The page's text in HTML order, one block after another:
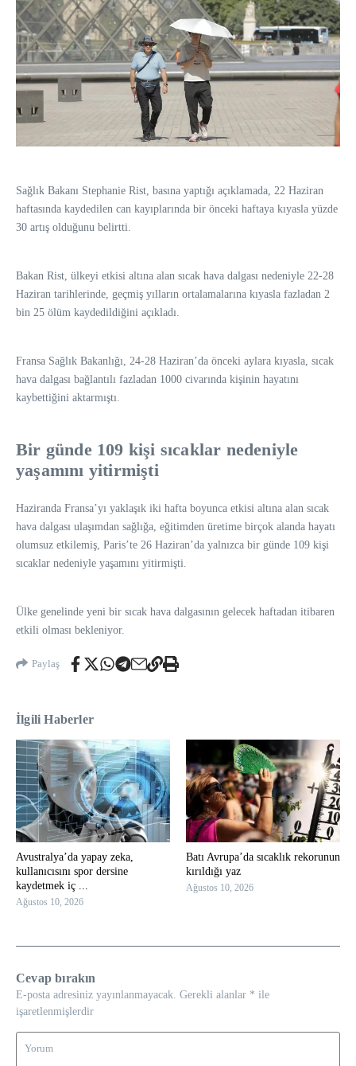
Sağlık Bakanı Stephanie Rist, basına yaptığı açıklamada, 22 Haziran
haftasında kaydedilen can kayıplarında bir önceki haftaya kıyasla yüzde
30 artış olduğunu belirtti.
Bakan Rist, ülkeyi etkisi altına alan sıcak hava dalgası nedeniyle 22-28
Haziran tarihlerinde, geçmiş yılların ortalamalarına kıyasla fazladan 2
bin 25 ölüm kaydedildiğini açıkladı.
Fransa Sağlık Bakanlığı, 24-28 Haziran’da önceki aylara kıyasla, sıcak
hava dalgası bağlantılı fazladan 1000 civarında kişinin hayatını
kaybettiğini aktarmıştı.
Bir günde 109 kişi sıcaklar nedeniyle
yaşamını yitirmişti
Haziranda Fransa’yı yaklaşık iki hafta boyunca etkisi altına alan sıcak
hava dalgası ulaşımdan sağlığa, eğitimden üretime birçok alanda hayatı
olumsuz etkilemiş, Paris’te 26 Haziran’da yalnızca bir günde 109 kişi
sıcaklar nedeniyle yaşamını yitirmişti.
Ülke genelinde yeni bir sıcak hava dalgasının gelecek haftadan itibaren
etkili olması bekleniyor.
Paylaş
İlgili Haberler
Avustralya’da yapay zeka,
kullanıcısını spor dersine
kaydetmek iç ...
Ağustos 10, 2026
Batı Avrupa’da sıcaklık rekorunun
kırıldığı yaz
Ağustos 10, 2026
Cevap bırakın
E-posta adresiniz yayınlanmayacak. Gerekli alanlar * ile
işaretlenmişlerdir